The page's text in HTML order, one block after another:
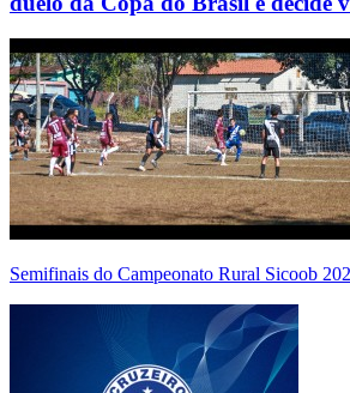
Semifinais do Campeonato Rural Sicoob